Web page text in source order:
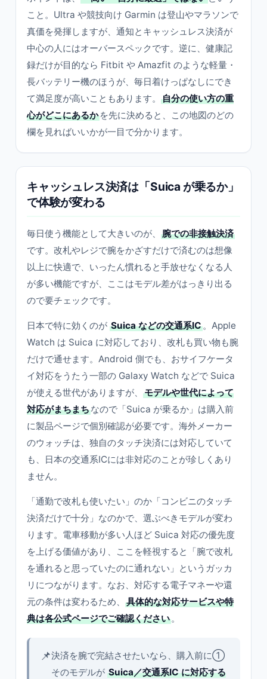
こと。Ultra や競技向け Garmin は登山やマラソンで
真価を発揮しますが、通知とキャッシュレス決済が
中心の人にはオーバースペックです。逆に、健康記
録だけが目的なら Fitbit や Amazfit のような軽量・
長バッテリー機のほうが、毎日着けっぱなしにでき
て満足度が高いこともあります。
自分の使い方の重
心がどこにあるか を先に決めると、この地図のどの
欄を見ればいいかが一目で分かります。
キャッシュレス決済は「Suica が乗るか」
で体験が変わる
毎日使う機能として大きいのが、
腕での非接触決済
です。改札やレジで腕をかざすだけで済むのは想像
以上に快適で、いったん慣れると手放せなくなる人
が多い機能ですが、ここはモデル差がはっきり出る
ので要チェックです。
日本で特に効くのが Suica などの交通系IC。Apple
Watch は Suica に対応しており、改札も買い物も腕
だけで通せます。Android 側でも、おサイフケータ
イ対応をうたう一部の Galaxy Watch などで Suica
が使える世代がありますが、
モデルや世代によって
対応がまちまちなので「Suica が乗るか」は購入前
に製品ページで個別確認が必要です。海外メーカー
のウォッチは、独自のタッチ決済には対応していて
も、日本の交通系ICには非対応のことが珍しくあり
ません。
「通勤で改札も使いたい」のか「コンビニのタッチ
決済だけで十分」なのかで、選ぶべきモデルが変わ
ります。電車移動が多い人ほど Suica 対応の優先度
を上げる価値があり、ここを軽視すると「腕で改札
を通れると思っていたのに通れない」というガッカ
リにつながります。なお、対応する電子マネーや還
元の条件は変わるため、
具体的な対応サービスや特
典は各公式ページでご確認ください。
📌決済を腕で完結させたいなら、購入前に①
そのモデルが Suica／交通系IC に対応する